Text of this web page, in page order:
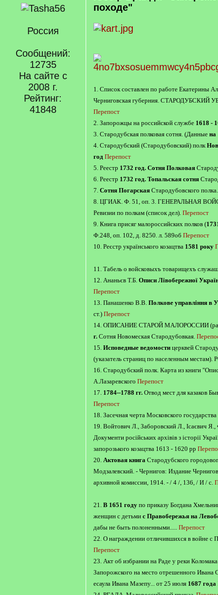
Россия
Сообщений:
12735
На сайте с
2008 г.
Рейтинг:
41848
походе"
1. Список составлен по работе Екатерины
Черниговская губерния.
Перепост
2. Запорожцы на российской службе 1618 -
3. Стародубская полковая сотня. (Данные на
4. Стародубский (Стародубовский) полк
год Перепост
5. Реестр 1732 год. Сотня Полковая
6. Реестр 1732 год. Топальская сотня
7. Сотня Погарская Стародубовского
8. ЦГИАК. Ф. 51, оп. 3. ГЕНЕРАЛЬНАЯ
Ревизии по полкам (список дел). Перепост
9. Книга присяг малороссийских полков (
Ф.248, оп. 102, д. 8250. л. 589об Перепост
10. Реєстр українського козацтва 1581 року
11. Табель о войсковыхъ товарищехъ
12. Ананьєв Т.Б. Описи Лівобережної
Перепост
13. Панашенко В.В. Полкове управління в
ст.) Перепост
14. ОПИСАНИЕ СТАРОЙ МАЛОРОССИИ
г. Сотня Новомеская Стародубовкая.
15. Исповедные ведомости церквей
(указатель страниц по населенным местам).
16. Стародубский полк. Карта из книги
А.Лазаревского Перепост
17. 1784--1788 гг. Отвод мест для казаков
Перепост
18. Засечная черта Московского
19. Войтович Л., Заборовский Л., Ісаєвич
Документи російських архівів з історії
запорозького козацтва 1613 - 1620 pp
20. Актовая книга Стародубского
Модзалевский. - Чернигов: Издание
архивной комиссии, 1914. - / 4 /, 136, / И / с.
21. В 1651 году по приказу Богдана
женщин с детьми с Правобережья на
дабы не быть полоненными..... Перепост
22. О награждении отличившихся в войне с
Перепост
23. Акт об избрании на Раде у реки
Запорожского на место отрешенного Ивана
есаула Ивана Мазепу... от 25 июля 1687 года